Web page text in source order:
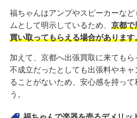
福ちゃんはアンプやスピーカーな
ムとして明示しているため、 京都で
買い取ってもらえる場合があります
加えて、京都へ出張買取に来ても
不成立だったとしても出張料やキ
ることがないため、安心感を持って
う。